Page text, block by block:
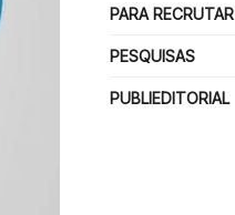
PARA RECRUTAR
PESQUISAS
PUBLIEDITORIAL